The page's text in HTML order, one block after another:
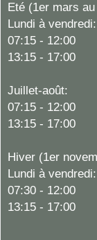
Eté (1er mars
Lundi à
07:15 - 12:00
13:15 - 17:00
Juillet-août:
07:15 - 12:00
13:15 - 17:00
Hiver (1er
Lundi à vendredi:
07:30 - 12:00
13:15 - 17:00